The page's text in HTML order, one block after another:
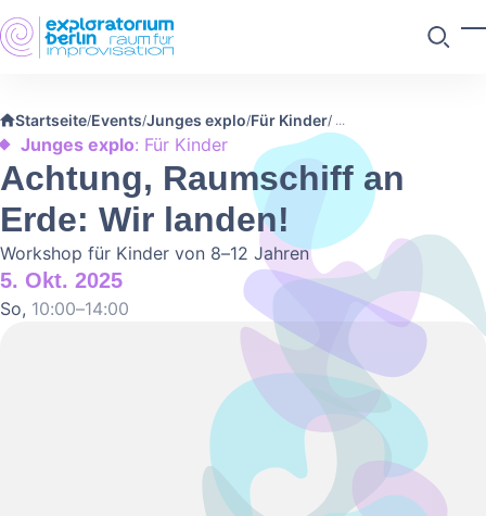
Skip to main content
Startseite/Events/Junges explo/Für Kinder/
Junges explo: Für Kinder
Achtung, Raumschiff an
Erde: Wir landen!
Workshop für Kinder von 8–12 Jahren
5. Okt. 2025
So, 10:00–14:00